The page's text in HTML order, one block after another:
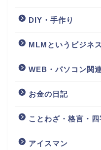
DIY・手作り
MLMというビジネ
WEB・パソコン関
お金の日記
ことわざ・格言・
アイスマン